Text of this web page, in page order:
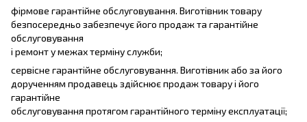
фірмове гарантійне обслуговування. Виготівник товару
безпосередньо забезпечує його продаж та гарантійне
обслуговування
і ремонт у межах терміну служби;
сервісне гарантійне обслуговування. Виготівник або за його
дорученням продавець здійснює продаж товару і його
гарантійне
обслуговування протягом гарантійного терміну експлуатації;